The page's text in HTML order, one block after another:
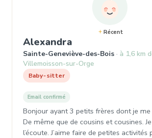
Récent
Alexandra
Sainte-Geneviève-des-Bois
à 1,6 km
Villemoisson-sur-Orge
Baby-sitter
Email confirmé
Bonjour ayant 3 petits frères dont je me
De même que de cousins et cousines.
l’écoute. J’aime faire de petites activités